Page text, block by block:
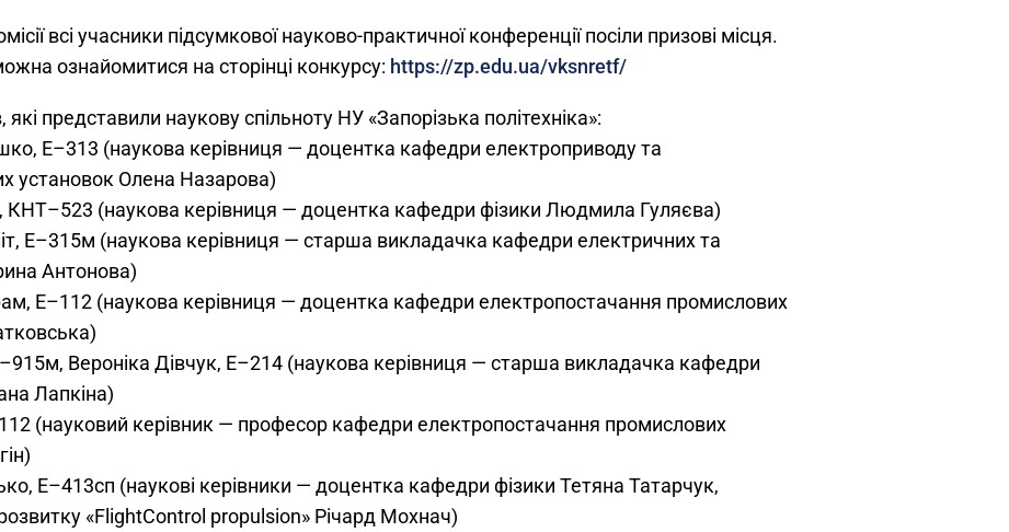
всі учасники підсумкової науково-практичної конференції посіли призові місця.
ознайомитися на сторінці конкурсу: https://zp.edu.ua/vksnretf/
представили наукову спільноту НУ «Запорізька політехніка»:
Е–313 (наукова керівниця — доцентка кафедри електроприводу та
установок Олена Назарова)
КНТ–523 (наукова керівниця — доцентка кафедри фізики Людмила Гуляєва)
Е–315м (наукова керівниця — старша викладачка кафедри електричних та
Антонова)
Е–112 (наукова керівниця — доцентка кафедри електропостачання промислових
Вероніка Дівчук, Е–214 (наукова керівниця — старша викладачка кафедри
Лапкіна)
(науковий керівник — професор кафедри електропостачання промислових
Е–413сп (наукові керівники — доцентка кафедри фізики Тетяна Татарчук,
«FlightControl propulsion» Річард Мохнач)